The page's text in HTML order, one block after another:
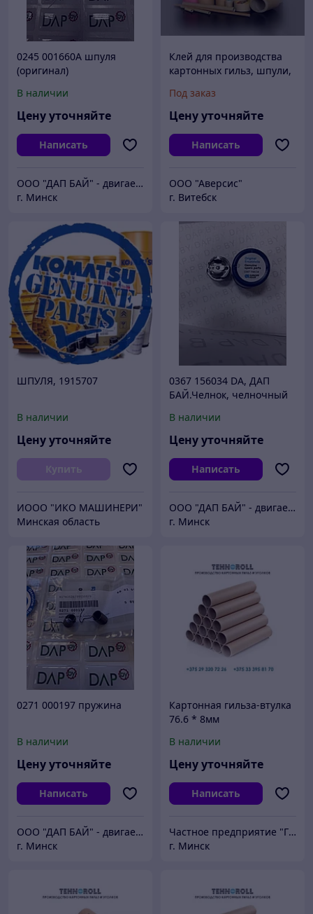
0245 001660A шпуля
(оригинал)
В наличии
Цену уточняйте
Написать
ООО "ДАП БАЙ" - двигаем бизнес вперёд
г. Минск
Клей для производства
картонных гильз, шпули,
Под заказ
Цену уточняйте
Написать
ООО "Аверсис"
г. Витебск
ШПУЛЯ, 1915707
В наличии
Цену уточняйте
Купить
ИООО "ИКО МАШИНЕРИ"
Минская область
0367 156034 DA, ДАП
БАЙ.Челнок, челночный
колпачком.
В наличии
Цену уточняйте
Написать
ООО "ДАП БАЙ" - двигаем бизнес вперёд
г. Минск
0271 000197 пружина
В наличии
Цену уточняйте
Написать
ООО "ДАП БАЙ" - двигаем бизнес вперёд
г. Минск
Картонная гильза-втулка
76.6 * 8мм
В наличии
Цену уточняйте
Написать
Частное предприятие "ГСМ-ПАК ЮНИОН"
г. Минск